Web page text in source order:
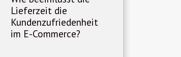
Lieferzeit die
Kundenzufriedenheit
im E-Commerce?